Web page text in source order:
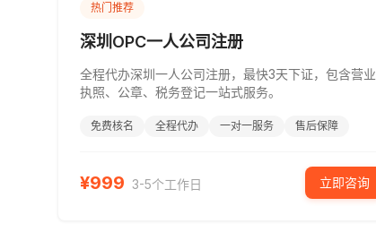
热门推荐
深圳OPC一人公司注册
全程代办深圳一人公司注册，最快3天下证，包含营业
执照、公章、税务登记一站式服务。
免费核名 全程代办 一对一服务 售后保障
¥999 3-5个工作日 立即咨询